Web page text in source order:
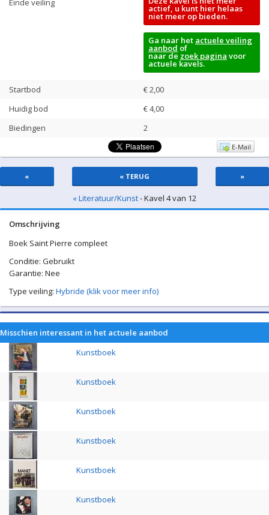
Einde veiling
actief, u kunt hier helaas
niet meer op bieden.
Ga naar het actuele veiling
aanbod of
naar de zoek pagina voor
actuele kavels.
Startbod
€ 2,00
Huidig bod
€4,00
Biedingen
2
E-Mail
« « TERUG »
« Literatuur/Kunst- Kavel 4 van 12
Omschrijving
Boek Saint Pierre compleet
Conditie: Gebruikt
Garantie: Nee
Type veiling: Hybride (klik voor meer info)
Misschien interessant in het actuele aanbod
Kunstboek
Kunstboek
Kunstboek
Kunstboek
Kunstboek
Kunstboek